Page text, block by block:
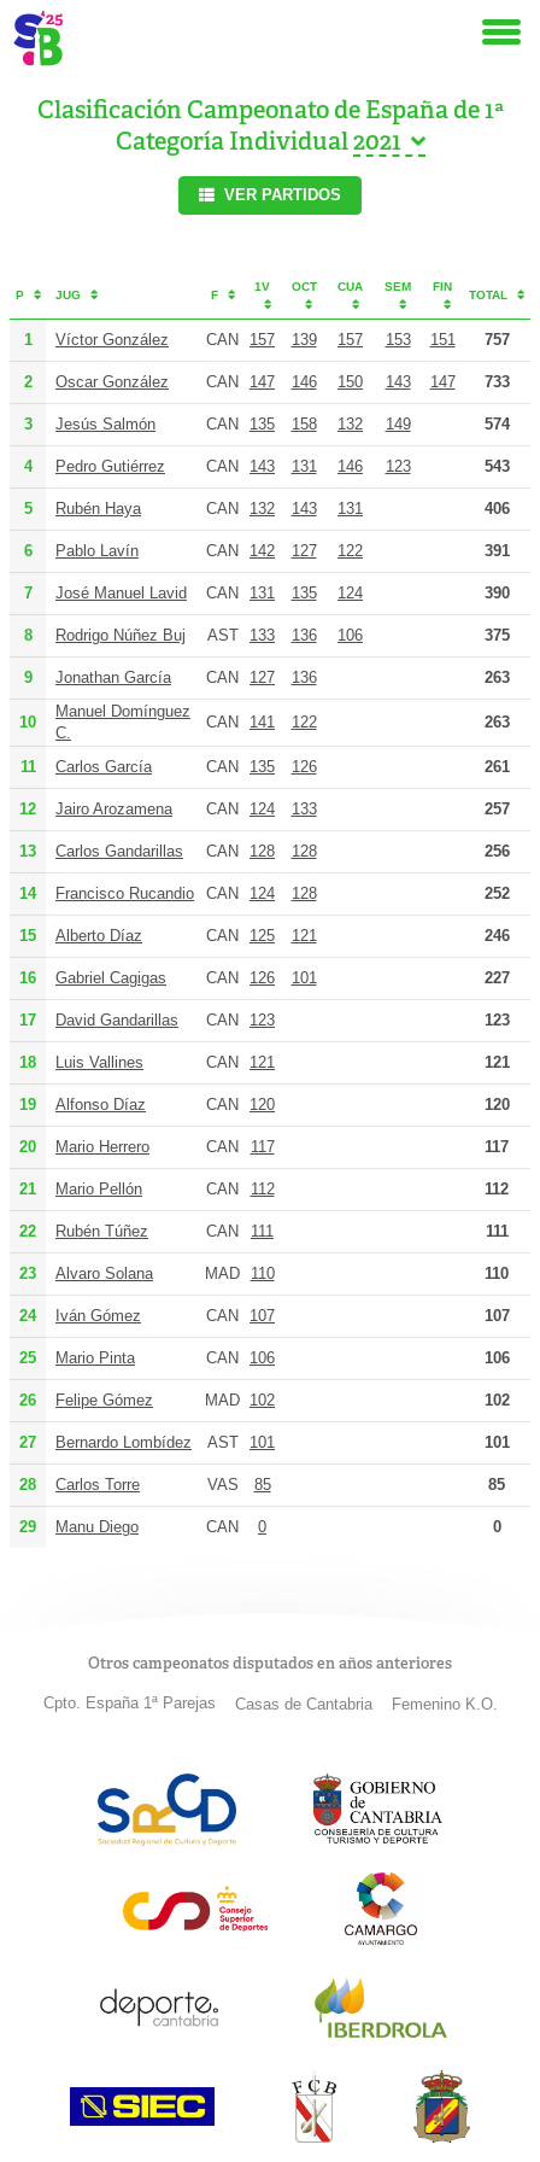
Clasificación Campeonato de España de 1ª
Categoría Individual
VER PARTIDOS
P JUG F
1V OCT CUA SEM FIN
TOTAL
1 Víctor González CAN 157 139 157 153 151 757
2 Oscar González CAN 147 146 150 143 147 733
3 Jesús Salmón CAN 135 158 132 149 574
4 Pedro Gutiérrez CAN 143 131 146 123 543
5 Rubén Haya CAN 132 143 131 406
6 Pablo Lavín CAN 142 127 122 391
7 José Manuel Lavid CAN 131 135 124 390
8 Rodrigo Núñez Buj AST 133 136 106 375
9 Jonathan García CAN 127 136 263
10
Manuel Domínguez
C.
CAN 141 122 263
11 Carlos García CAN 135 126 261
12 Jairo Arozamena CAN 124 133 257
13 Carlos Gandarillas CAN 128 128 256
14 Francisco Rucandio CAN 124 128 252
15 Alberto Díaz CAN 125 121 246
16 Gabriel Cagigas CAN 126 101 227
17 David Gandarillas CAN 123 123
18 Luis Vallines CAN 121 121
19 Alfonso Díaz CAN 120 120
20 Mario Herrero CAN 117 117
21 Mario Pellón CAN 112 112
22 Rubén Túñez CAN 111 111
23 Alvaro Solana MAD 110 110
24 Iván Gómez CAN 107 107
25 Mario Pinta CAN 106 106
26 Felipe Gómez MAD 102 102
27 Bernardo Lombídez AST 101 101
28 Carlos Torre VAS 85 85
29 Manu Diego CAN 0 0
Otros campeonatos disputados en años anteriores
Cpto. España 1ª Parejas Casas de Cantabria Femenino K.O.